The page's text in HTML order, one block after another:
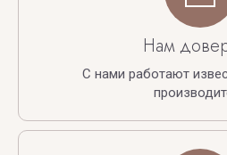
Нам
С нами работают